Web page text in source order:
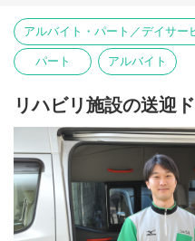
アルバイト・パート／デイサー
パート アルバイト
リハビリ施設の送迎